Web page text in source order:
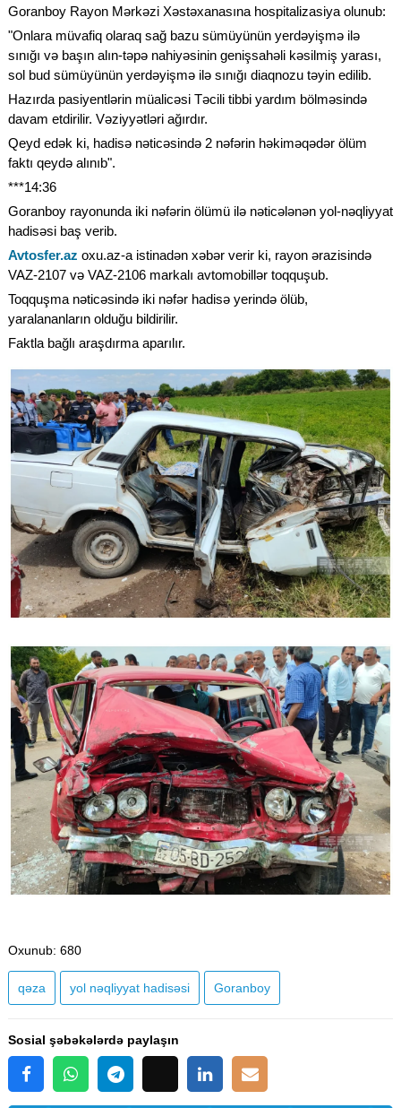
Goranboy Rayon Mərkəzi Xəstəxanasına hospitalizasiya olunub:
"Onlara müvafiq olaraq sağ bazu sümüyünün yerdəyişmə ilə
sınığı və başın alın-təpə nahiyəsinin genişsahəli kəsilmiş yarası,
sol bud sümüyünün yerdəyişmə ilə sınığı diaqnozu təyin edilib.
Hazırda pasiyentlərin müalicəsi Təcili tibbi yardım bölməsində
davam etdirilir. Vəziyyətləri ağırdır.
Qeyd edək ki, hadisə nəticəsində 2 nəfərin həkiməqədər ölüm
faktı qeydə alınıb".
***14:36
Goranboy rayonunda iki nəfərin ölümü ilə nəticələnən yol-nəqliyyat
hadisəsi baş verib.
Avtosfer.az oxu.az-a istinadən xəbər verir ki, rayon ərazisində
VAZ-2107 və VAZ-2106 markalı avtomobillər toqquşub.
Toqquşma nəticəsində iki nəfər hadisə yerində ölüb,
yaralananların olduğu bildirilir.
Faktla bağlı araşdırma aparılır.
Oxunub: 680
qəza yol nəqliyyat hadisəsi Goranboy
Sosial şəbəkələrdə paylaşın